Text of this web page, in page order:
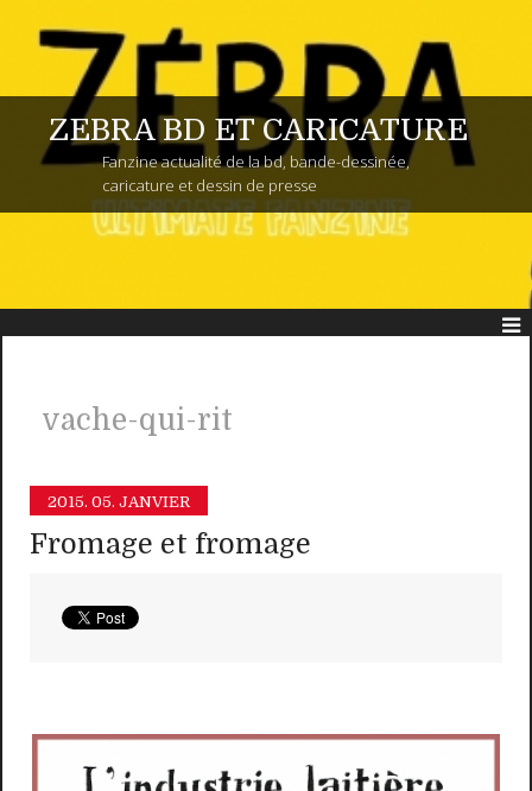
ZEBRA BD ET CARICATURE
Fanzine actualité de la bd, bande-dessinée,
caricature et dessin de presse
vache-qui-rit
2015. 05. JANVIER
Fromage et fromage